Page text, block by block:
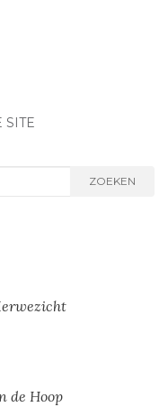
SITE
ZOEKEN
de Hoop